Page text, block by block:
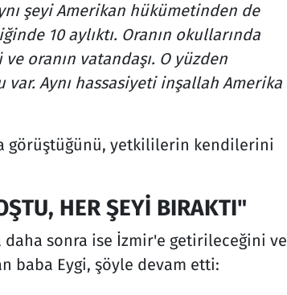
şeyi Amerikan hükümetinden de
10 aylıktı. Oranın okullarında
oranın vatandaşı. O yüzden
Aynı hassasiyeti inşallah Amerika
görüştüğünü, yetkililerin kendilerini
HER ŞEYİ BIRAKTI"
daha sonra ise İzmir'e getirileceğini ve
baba Eygi, şöyle devam etti: